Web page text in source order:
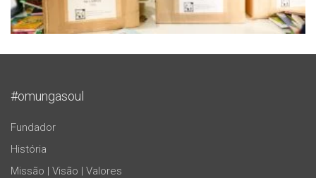
#omungasoul
Fundador
História
Missão | Visão | Valores